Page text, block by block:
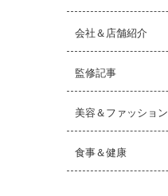
会社＆店舗紹介
監修記事
美容＆ファッション
食事＆健康